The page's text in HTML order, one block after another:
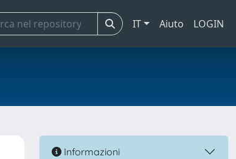
IT Aiuto LOGIN
Informazioni